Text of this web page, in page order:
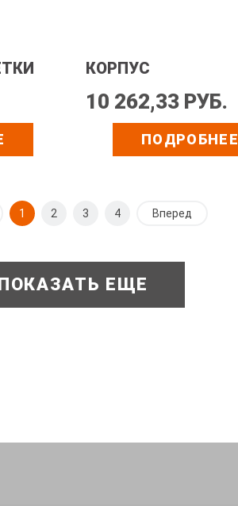
КОРПУС
10 262,33 РУБ.
ПОДРОБНЕЕ
1 2 3 4 Вперед
ЕЩЕ